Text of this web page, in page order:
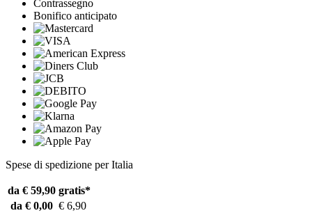
Contrassegno
Bonifico anticipato
Spese di spedizione per Italia
da € 59,90 gratis*
da € 0,00 € 6,90